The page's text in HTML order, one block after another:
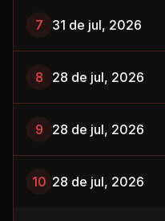
7 31 de jul, 2026
8 28 de jul, 2026
9 28 de jul, 2026
10 28 de jul, 2026